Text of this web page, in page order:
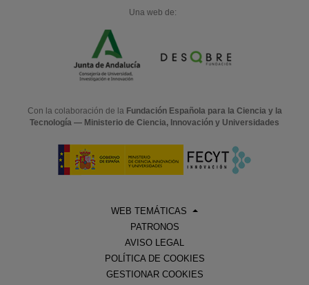
Una web de:
Con la colaboración de la Fundación Española para la Ciencia y la
Tecnología — Ministerio de Ciencia, Innovación y Universidades
WEB TEMÁTICAS
PATRONOS
AVISO LEGAL
POLÍTICA DE COOKIES
GESTIONAR COOKIES